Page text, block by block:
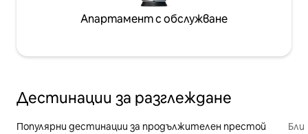
Апартамент с обслужване
Дестинации за разглеждане
Популярни дестинации за продължителен престой